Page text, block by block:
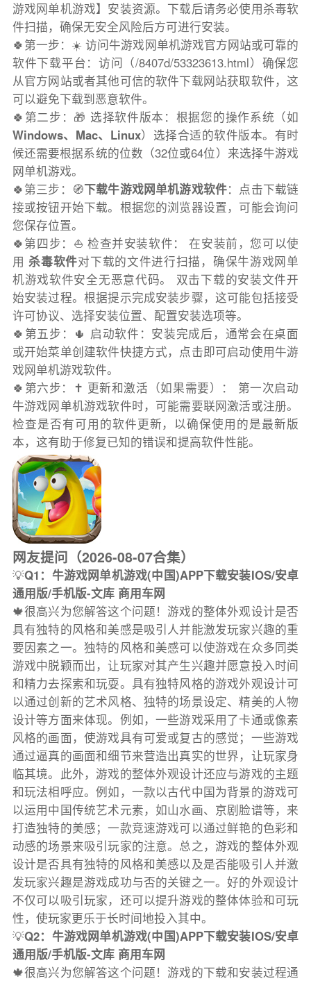
游戏网单机游戏】安装资源。下载后请务必使用杀毒软
件扫描，确保无安全风险后方可进行安装。
🍀第一步：☀️ 访问牛游戏网单机游戏官方网站或可靠的
软件下载平台：访问（/8407d/53323613.html）确保您
从官方网站或者其他可信的软件下载网站获取软件，这
可以避免下载到恶意软件。
🍀第二步：🎁 选择软件版本：根据您的操作系统（如
Windows、Mac、Linux）选择合适的软件版本。有时
候还需要根据系统的位数（32位或64位）来选择牛游戏
网单机游戏。
🍀第三步：🧭下载牛游戏网单机游戏软件：点击下载链
接或按钮开始下载。根据您的浏览器设置，可能会询问
您保存位置。
🍀第四步：⛵️ 检查并安装软件： 在安装前，您可以使
用杀毒软件对下载的文件进行扫描，确保牛游戏网单
机游戏软件安全无恶意代码。 双击下载的安装文件开
始安装过程。根据提示完成安装步骤，这可能包括接受
许可协议、选择安装位置、配置安装选项等。
🍀第五步：🌵 启动软件：安装完成后，通常会在桌面
或开始菜单创建软件快捷方式，点击即可启动使用牛游
戏网单机游戏软件。
🍀第六步：✝️ 更新和激活（如果需要）： 第一次启动
牛游戏网单机游戏软件时，可能需要联网激活或注册。
检查是否有可用的软件更新，以确保使用的是最新版
本，这有助于修复已知的错误和提高软件性能。
网友提问（2026-08-07合集）
💡Q1：牛游戏网单机游戏(中国)APP下载安装IOS/安卓
通用版/手机版-文库 商用车网
🍁很高兴为您解答这个问题！游戏的整体外观设计是否
具有独特的风格和美感是吸引人并能激发玩家兴趣的重
要因素之一。独特的风格和美感可以使游戏在众多同类
游戏中脱颖而出，让玩家对其产生兴趣并愿意投入时间
和精力去探索和玩耍。具有独特风格的游戏外观设计可
以通过创新的艺术风格、独特的场景设定、精美的人物
设计等方面来体现。例如，一些游戏采用了卡通或像素
风格的画面，使游戏具有可爱或复古的感觉；一些游戏
通过逼真的画面和细节来营造出真实的世界，让玩家身
临其境。此外，游戏的整体外观设计还应与游戏的主题
和玩法相呼应。例如，一款以古代中国为背景的游戏可
以运用中国传统艺术元素，如山水画、京剧脸谱等，来
打造独特的美感；一款竞速游戏可以通过鲜艳的色彩和
动感的场景来吸引玩家的注意。总之，游戏的整体外观
设计是否具有独特的风格和美感以及是否能吸引人并激
发玩家兴趣是游戏成功与否的关键之一。好的外观设计
不仅可以吸引玩家，还可以提升游戏的整体体验和可玩
性，使玩家更乐于长时间地投入其中。
💡Q2：牛游戏网单机游戏(中国)APP下载安装IOS/安卓
通用版/手机版-文库 商用车网
🍁很高兴为您解答这个问题！游戏的下载和安装过程通